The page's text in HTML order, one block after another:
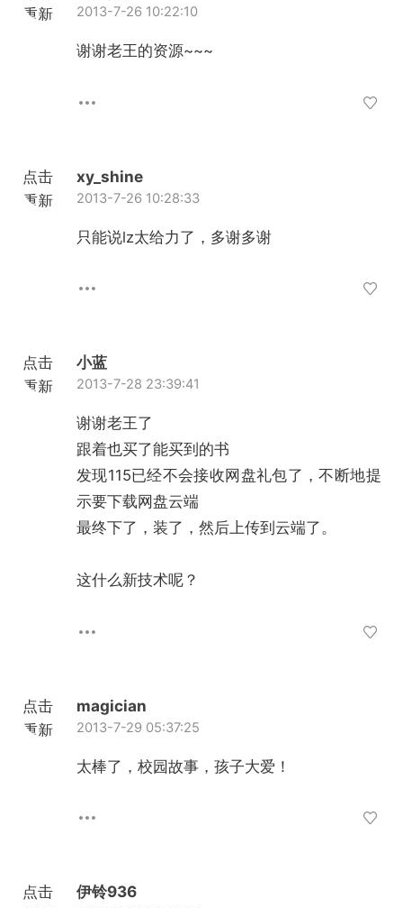
重新
2013-7-26 10:22:10
谢谢老王的资源~~~
点击
重新
xy_shine
2013-7-26 10:28:33
只能说lz太给力了，多谢多谢
点击
重新
小蓝
2013-7-28 23:39:41
谢谢老王了
跟着也买了能买到的书
发现115已经不会接收网盘礼包了，不断地提
示要下载网盘云端
最终下了，装了，然后上传到云端了。
这什么新技术呢？
点击
重新
magician
2013-7-29 05:37:25
太棒了，校园故事，孩子大爱！
点击
伊铃936